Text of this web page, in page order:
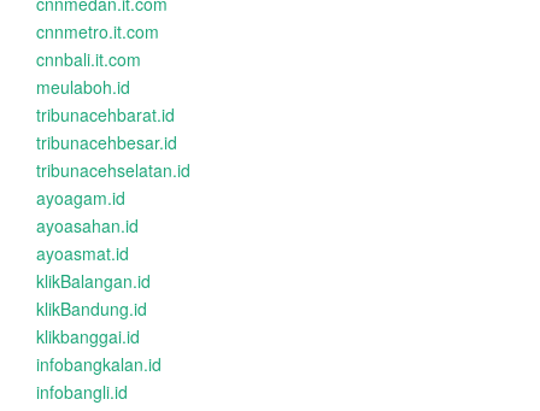
cnnmetro.it.com
cnnbali.it.com
meulaboh.id
tribunacehbarat.id
tribunacehbesar.id
tribunacehselatan.id
ayoagam.id
ayoasahan.id
ayoasmat.id
klikBalangan.id
klikBandung.id
klikbanggai.id
infobangkalan.id
infobangli.id